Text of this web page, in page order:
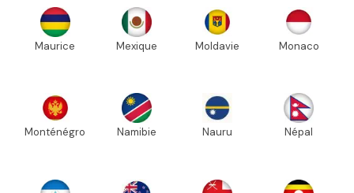
Maurice Mexique Moldavie Monaco
Monténégro Namibie Nauru Népal